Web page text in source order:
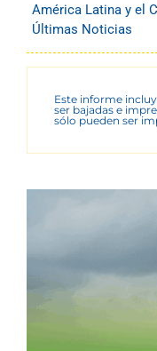
América Latina y el
Últimas Noticias
Este informe
ser bajadas e
sólo pueden ser